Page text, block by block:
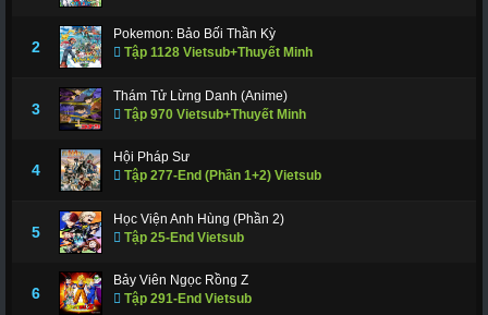
2
Pokemon: Bảo Bối Thần Kỳ
Tập 1128 Vietsub+Thuyết Minh
3
Thám Tử Lừng Danh (Anime)
Tập 970 Vietsub+Thuyết Minh
4
Hội Pháp Sư
Tập 277-End (Phần 1+2) Vietsub
5
Học Viện Anh Hùng (Phần 2)
Tập 25-End Vietsub
6
Bảy Viên Ngọc Rồng Z
Tập 291-End Vietsub